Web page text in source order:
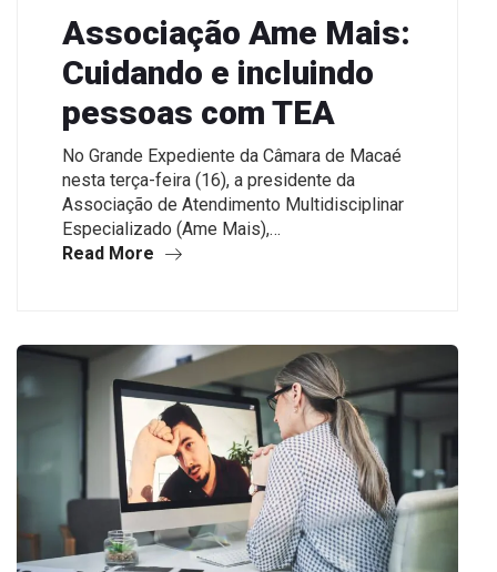
Associação Ame Mais:
Cuidando e incluindo
pessoas com TEA
No Grande Expediente da Câmara de Macaé
nesta terça-feira (16), a presidente da
Associação de Atendimento Multidisciplinar
Especializado (Ame Mais),…
Read More